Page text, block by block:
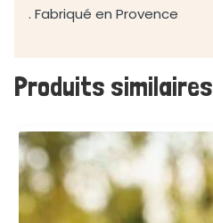
. Fabriqué en Provence
Produits similaires